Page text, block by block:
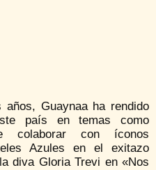
Guaynaa ha rendido
país en temas como
colaborar con íconos
Azules en el exitazo
diva Gloria Trevi en «Nos